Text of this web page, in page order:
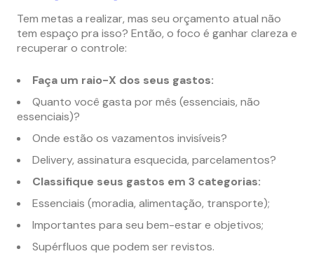
Tem metas a realizar, mas seu orçamento atual não
tem espaço pra isso? Então, o foco é ganhar clareza e
recuperar o controle:
Faça um raio-X dos seus gastos:
Quanto você gasta por mês (essenciais, não
essenciais)?
Onde estão os vazamentos invisíveis?
Delivery, assinatura esquecida, parcelamentos?
Classifique seus gastos em 3 categorias:
Essenciais (moradia, alimentação, transporte);
Importantes para seu bem-estar e objetivos;
Supérfluos que podem ser revistos.